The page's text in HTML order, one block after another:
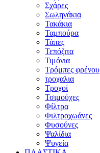
Σχάρες
Σωληνάκια
Τακάκια
Ταμπούρα
Τάπες
Τεπόζιτα
Τιμόνια
Τρόμπες φρένου
τροχαλια
Τροχοί
Τσιμούχες
Φίλτρα
Φιλτροχωάνες
Φυσούνες
Ψαλίδια
Ψυγεία